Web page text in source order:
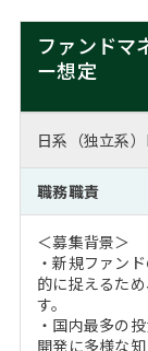
ファンド
ー想定
日系（独立系
職務職責
＜募集背景＞
・新規ファン
的に捉えるた
す。
・国内最多の
開発に多様な